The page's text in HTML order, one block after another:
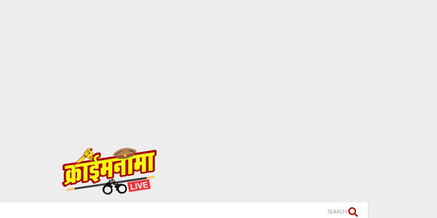
SEARCH